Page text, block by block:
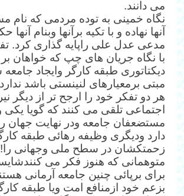
می دانند.
نگاه خمینی به توده مردمی که نام
آنها نهاده و با تکیه برآنها وبنام
مدعی عدل علی راپایه گذاری کرد.
با نگاه جریان های چپ که خواهان
دیکتاتوری طبقه کارگر وایجاد
مبتی برمعیارهای لنینستی باشد
هر دو تفکر خود را ارجح تر از دیگر
اجتماعی تلقی می کنند که گویا
مستضعفان جامعه ودر نهایت جهان
دارد ودیگری وظیفه رهائی طبقه
زحمتکشان در سطح ملی وجهانی را!
متوهمانی که هنوز فکر می
برای برپائی چنین جامعه آرمانی
بزعم خود ازمنافع امت ویا طبقه